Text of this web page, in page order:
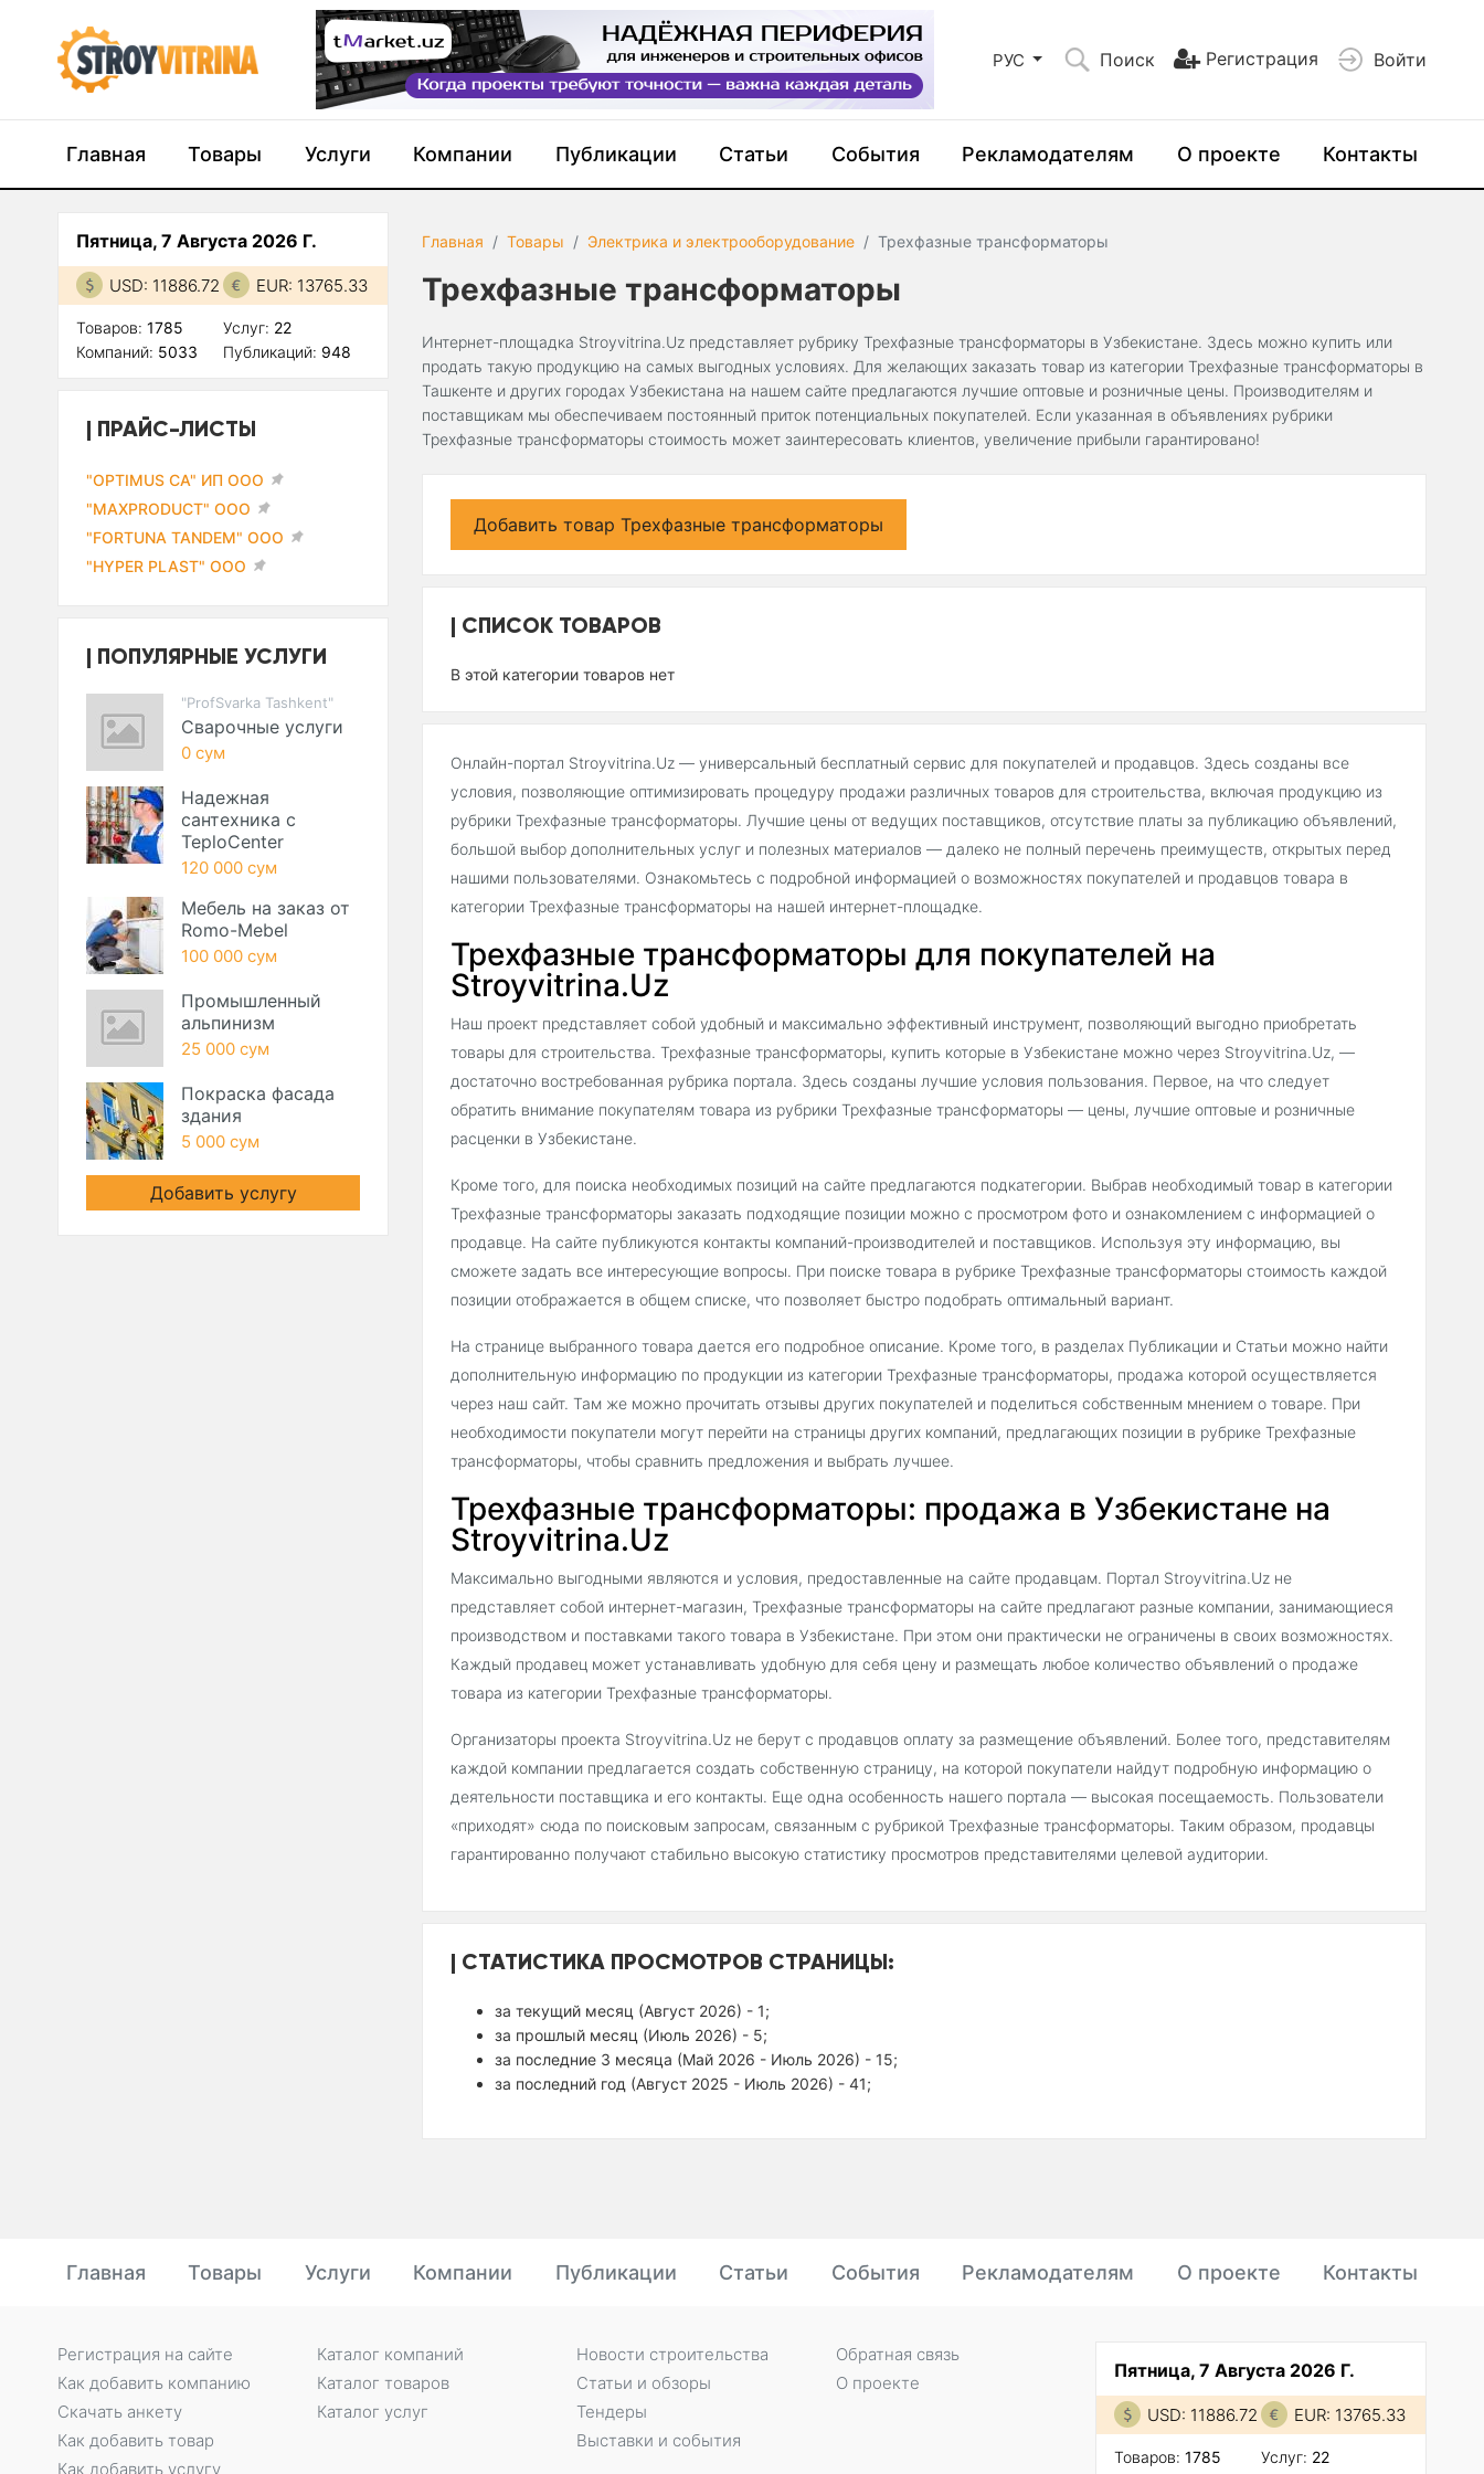
РУС Поиск Регистрация Войти
Главная Товары Услуги Компании Публикации Статьи События Рекламодателям О проекте Контакты
Главная Товары Электрика и электрооборудование Трехфазные трансформаторы
Трехфазные трансформаторы
Интернет-площадка Stroyvitrina.Uz представляет рубрику Трехфазные трансформаторы в Узбекистане. Здесь можно купить или
продать такую продукцию на самых выгодных условиях. Для желающих заказать товар из категории Трехфазные трансформаторы в
Ташкенте и других городах Узбекистана на нашем сайте предлагаются лучшие оптовые и розничные цены. Производителям и
поставщикам мы обеспечиваем постоянный приток потенциальных покупателей. Если указанная в объявлениях рубрики
Трехфазные трансформаторы стоимость может заинтересовать клиентов, увеличение прибыли гарантировано!
Добавить товар Трехфазные трансформаторы
СПИСОК ТОВАРОВ
В этой категории товаров нет
Онлайн-портал Stroyvitrina.Uz — универсальный бесплатный сервис для покупателей и продавцов. Здесь созданы все
условия, позволяющие оптимизировать процедуру продажи различных товаров для строительства, включая продукцию из
рубрики Трехфазные трансформаторы. Лучшие цены от ведущих поставщиков, отсутствие платы за публикацию объявлений,
большой выбор дополнительных услуг и полезных материалов — далеко не полный перечень преимуществ, открытых перед
нашими пользователями. Ознакомьтесь с подробной информацией о возможностях покупателей и продавцов товара в
категории Трехфазные трансформаторы на нашей интернет-площадке.
Трехфазные трансформаторы для покупателей на
Stroyvitrina.Uz
Наш проект представляет собой удобный и максимально эффективный инструмент, позволяющий выгодно приобретать
товары для строительства. Трехфазные трансформаторы, купить которые в Узбекистане можно через Stroyvitrina.Uz, —
достаточно востребованная рубрика портала. Здесь созданы лучшие условия пользования. Первое, на что следует
обратить внимание покупателям товара из рубрики Трехфазные трансформаторы — цены, лучшие оптовые и розничные
расценки в Узбекистане.
Кроме того, для поиска необходимых позиций на сайте предлагаются подкатегории. Выбрав необходимый товар в категории
Трехфазные трансформаторы заказать подходящие позиции можно с просмотром фото и ознакомлением с информацией о
продавце. На сайте публикуются контакты компаний-производителей и поставщиков. Используя эту информацию, вы
сможете задать все интересующие вопросы. При поиске товара в рубрике Трехфазные трансформаторы стоимость каждой
позиции отображается в общем списке, что позволяет быстро подобрать оптимальный вариант.
На странице выбранного товара дается его подробное описание. Кроме того, в разделах Публикации и Статьи можно найти
дополнительную информацию по продукции из категории Трехфазные трансформаторы, продажа которой осуществляется
через наш сайт. Там же можно прочитать отзывы других покупателей и поделиться собственным мнением о товаре. При
необходимости покупатели могут перейти на страницы других компаний, предлагающих позиции в рубрике Трехфазные
трансформаторы, чтобы сравнить предложения и выбрать лучшее.
Трехфазные трансформаторы: продажа в Узбекистане на
Stroyvitrina.Uz
Максимально выгодными являются и условия, предоставленные на сайте продавцам. Портал Stroyvitrina.Uz не
представляет собой интернет-магазин, Трехфазные трансформаторы на сайте предлагают разные компании, занимающиеся
производством и поставками такого товара в Узбекистане. При этом они практически не ограничены в своих возможностях.
Каждый продавец может устанавливать удобную для себя цену и размещать любое количество объявлений о продаже
товара из категории Трехфазные трансформаторы.
Организаторы проекта Stroyvitrina.Uz не берут с продавцов оплату за размещение объявлений. Более того, представителям
каждой компании предлагается создать собственную страницу, на которой покупатели найдут подробную информацию о
деятельности поставщика и его контакты. Еще одна особенность нашего портала — высокая посещаемость. Пользователи
«приходят» сюда по поисковым запросам, связанным с рубрикой Трехфазные трансформаторы. Таким образом, продавцы
гарантированно получают стабильно высокую статистику просмотров представителями целевой аудитории.
СТАТИСТИКА ПРОСМОТРОВ СТРАНИЦЫ:
за текущий месяц (Август 2026) - 1;
за прошлый месяц (Июль 2026) - 5;
за последние 3 месяца (Май 2026 - Июль 2026) - 15;
за последний год (Август 2025 - Июль 2026) - 41;
Пятница, 7 Августа 2026 Г.
USD: 11886.72 EUR: 13765.33
Товаров: 1785
Компаний: 5033
Услуг: 22
Публикаций: 948
ПРАЙС-ЛИСТЫ
"OPTIMUS CA" ИП ООО
"MAXPRODUCT" ООО
"FORTUNA TANDEM" ООО
"HYPER PLAST" ООО
ПОПУЛЯРНЫЕ УСЛУГИ
"ProfSvarka Tashkent"
Сварочные услуги
0 сум
Надежная
сантехника с
TeploCenter
120 000 сум
Мебель на заказ от
Romo-Mebel
100 000 сум
Промышленный
альпинизм
25 000 сум
Покраска фасада
здания
5 000 сум
Добавить услугу
Главная Товары Услуги Компании Публикации Статьи События Рекламодателям О проекте Контакты
Пятница, 7 Августа 2026 Г.
USD: 11886.72 EUR: 13765.33
Товаров: 1785
Услуг: 22
Регистрация на сайте
Как добавить компанию
Скачать анкету
Как добавить товар
Как добавить услугу
Каталог компаний
Каталог товаров
Каталог услуг
Новости строительства
Статьи и обзоры
Тендеры
Выставки и события
Обратная связь
О проекте